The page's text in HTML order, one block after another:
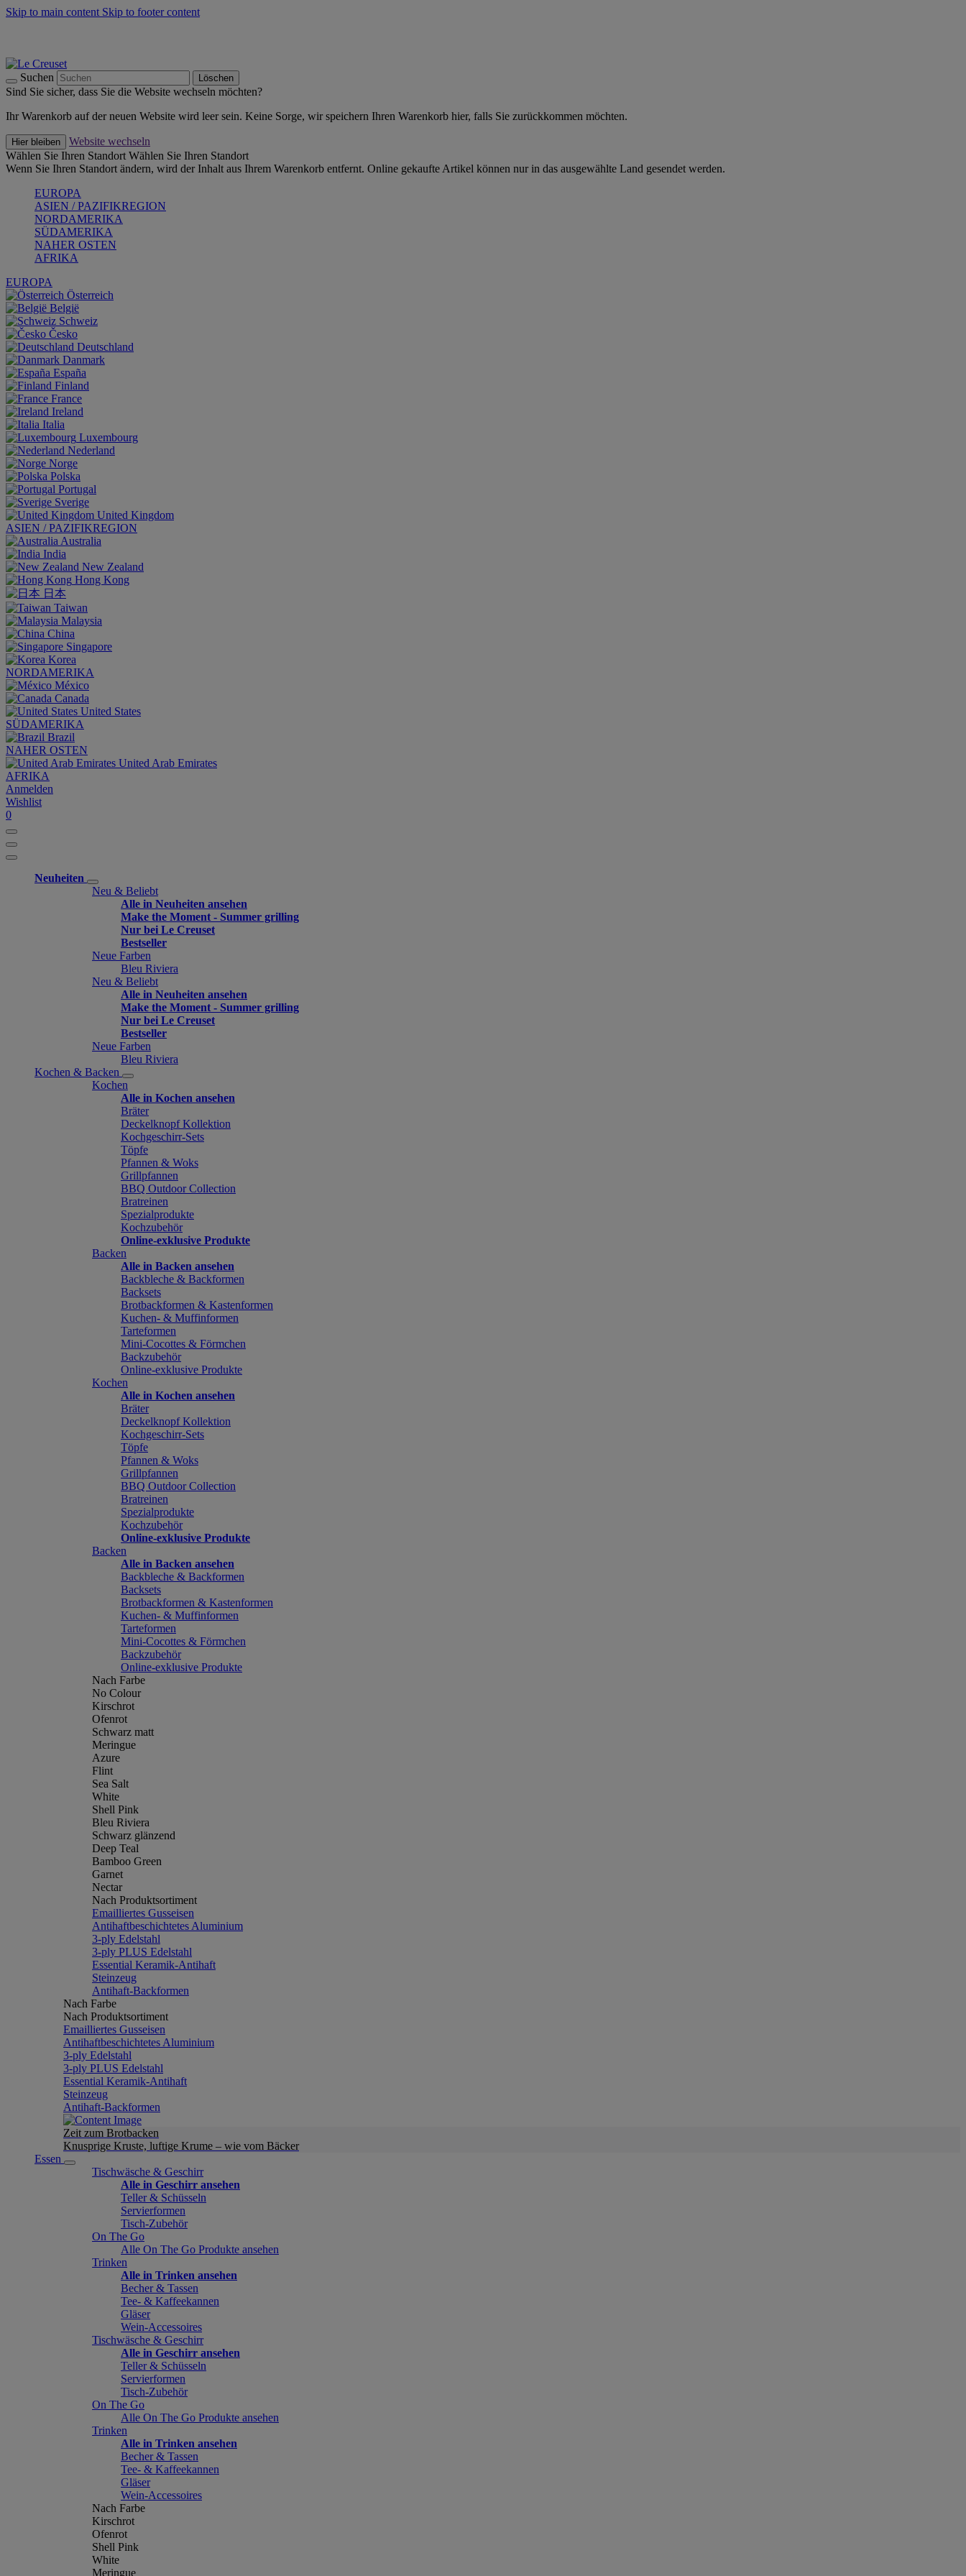
Skip to main content Skip to footer content
Suchen Löschen
Sind Sie sicher, dass Sie die Website wechseln möchten?
Ihr Warenkorb auf der neuen Website wird leer sein. Keine Sorge, wir speichern Ihren Warenkorb hier, falls Sie zurückkommen möchten.
Hier bleiben
Website wechseln
Wählen Sie Ihren Standort Wählen Sie Ihren Standort
Wenn Sie Ihren Standort ändern, wird der Inhalt aus Ihrem Warenkorb entfernt. Online gekaufte Artikel können nur in das ausgewählte Land gesendet werden.
EUROPA
ASIEN / PAZIFIKREGION
NORDAMERIKA
SÜDAMERIKA
NAHER OSTEN
AFRIKA
EUROPA
Österreich
België
Schweiz
Česko
Deutschland
Danmark
España
Finland
France
Ireland
Italia
Luxembourg
Nederland
Norge
Polska
Portugal
Sverige
United Kingdom
ASIEN / PAZIFIKREGION
Australia
India
New Zealand
Hong Kong
日本
Taiwan
Malaysia
China
Singapore
Korea
NORDAMERIKA
México
Canada
United States
SÜDAMERIKA
Brazil
NAHER OSTEN
United Arab Emirates
AFRIKA
Anmelden
Wishlist
0
Neuheiten
Neu & Beliebt
Alle in Neuheiten ansehen
Make the Moment - Summer grilling
Nur bei Le Creuset
Bestseller
Neue Farben
Bleu Riviera
Neu & Beliebt
Alle in Neuheiten ansehen
Make the Moment - Summer grilling
Nur bei Le Creuset
Bestseller
Neue Farben
Bleu Riviera
Kochen & Backen
Kochen
Alle in Kochen ansehen
Bräter
Deckelknopf Kollektion
Kochgeschirr-Sets
Töpfe
Pfannen & Woks
Grillpfannen
BBQ Outdoor Collection
Bratreinen
Spezialprodukte
Kochzubehör
Online-exklusive Produkte
Backen
Alle in Backen ansehen
Backbleche & Backformen
Backsets
Brotbackformen & Kastenformen
Kuchen- & Muffinformen
Tarteformen
Mini-Cocottes & Förmchen
Backzubehör
Online-exklusive Produkte
Kochen
Alle in Kochen ansehen
Bräter
Deckelknopf Kollektion
Kochgeschirr-Sets
Töpfe
Pfannen & Woks
Grillpfannen
BBQ Outdoor Collection
Bratreinen
Spezialprodukte
Kochzubehör
Online-exklusive Produkte
Backen
Alle in Backen ansehen
Backbleche & Backformen
Backsets
Brotbackformen & Kastenformen
Kuchen- & Muffinformen
Tarteformen
Mini-Cocottes & Förmchen
Backzubehör
Online-exklusive Produkte
Nach Farbe
No Colour
Kirschrot
Ofenrot
Schwarz matt
Meringue
Azure
Flint
Sea Salt
White
Shell Pink
Bleu Riviera
Schwarz glänzend
Deep Teal
Bamboo Green
Garnet
Nectar
Nach Produktsortiment
Emailliertes Gusseisen
Antihaftbeschichtetes Aluminium
3-ply Edelstahl
3-ply PLUS Edelstahl
Essential Keramik-Antihaft
Steinzeug
Antihaft-Backformen
Nach Farbe
Nach Produktsortiment
Emailliertes Gusseisen
Antihaftbeschichtetes Aluminium
3-ply Edelstahl
3-ply PLUS Edelstahl
Essential Keramik-Antihaft
Steinzeug
Antihaft-Backformen
Zeit zum Brotbacken
Knusprige Kruste, luftige Krume – wie vom Bäcker
Essen
Tischwäsche & Geschirr
Alle in Geschirr ansehen
Teller & Schüsseln
Servierformen
Tisch-Zubehör
On The Go
Alle On The Go Produkte ansehen
Trinken
Alle in Trinken ansehen
Becher & Tassen
Tee- & Kaffeekannen
Gläser
Wein-Accessoires
Tischwäsche & Geschirr
Alle in Geschirr ansehen
Teller & Schüsseln
Servierformen
Tisch-Zubehör
On The Go
Alle On The Go Produkte ansehen
Trinken
Alle in Trinken ansehen
Becher & Tassen
Tee- & Kaffeekannen
Gläser
Wein-Accessoires
Nach Farbe
Kirschrot
Ofenrot
Shell Pink
White
Meringue